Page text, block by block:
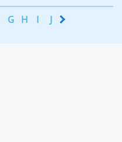
G H I J K